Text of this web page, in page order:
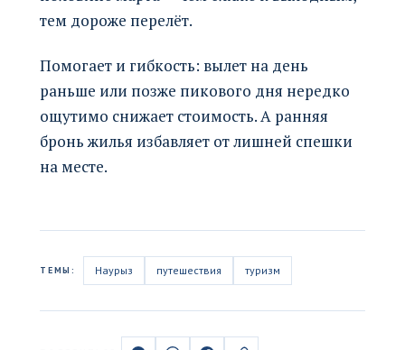
тем дороже перелёт.
Помогает и гибкость: вылет на день
раньше или позже пикового дня нередко
ощутимо снижает стоимость. А ранняя
бронь жилья избавляет от лишней спешки
на месте.
ТЕМЫ: Наурыз путешествия туризм